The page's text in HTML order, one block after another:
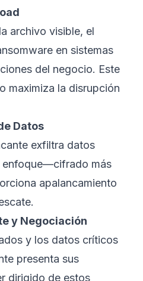
archivo visible, el
en sistemas
del negocio. Este
maximiza la disrupción
Datos
exfiltra datos
enfoque—cifrado más
apalancamiento
y Negociación
y los datos críticos
presenta sus
dirigido de estos